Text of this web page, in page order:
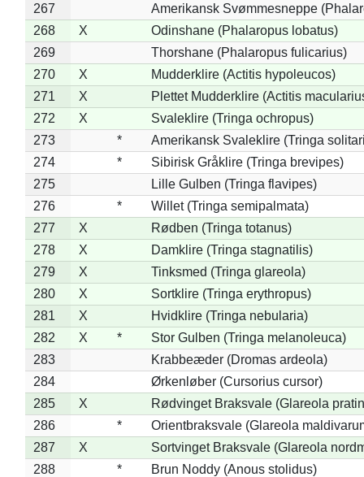
267
Amerikansk Svømmesneppe
268
X
Odinshane (Phalaropus lobatus)
269
Thorshane (Phalaropus fulicarius)
270
X
Mudderklire (Actitis hypoleucos)
271
X
Plettet Mudderklire (Actitis
272
X
Svaleklire (Tringa ochropus)
273
*
Amerikansk Svaleklire (Tringa
274
*
Sibirisk Gråklire (Tringa brevipes)
275
Lille Gulben (Tringa flavipes)
276
*
Willet (Tringa semipalmata)
277
X
Rødben (Tringa totanus)
278
X
Damklire (Tringa stagnatilis)
279
X
Tinksmed (Tringa glareola)
280
X
Sortklire (Tringa erythropus)
281
X
Hvidklire (Tringa nebularia)
282
X *
Stor Gulben (Tringa melanoleuca)
283
Krabbeæder (Dromas ardeola)
284
Ørkenløber (Cursorius cursor)
285
X
Rødvinget Braksvale (Glareola
286
*
Orientbraksvale (Glareola
287
X
Sortvinget Braksvale (Glareola
288
*
Brun Noddy (Anous stolidus)